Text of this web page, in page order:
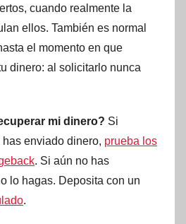
cuando realmente la
ellos. También es normal
el momento en que
dinero: al solicitarlo nunca
mi dinero? Si
has enviado dinero, prueba los
. Si aún no has
lo hagas. Deposita con un
.